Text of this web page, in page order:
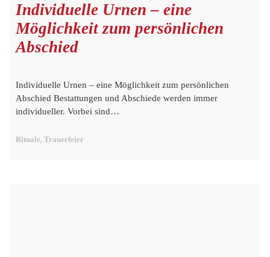
Individuelle Urnen – eine
Möglichkeit zum persönlichen
Abschied
Individuelle Urnen – eine Möglichkeit zum persönlichen
Abschied Bestattungen und Abschiede werden immer
individueller. Vorbei sind…
Rituale, Trauerfeier